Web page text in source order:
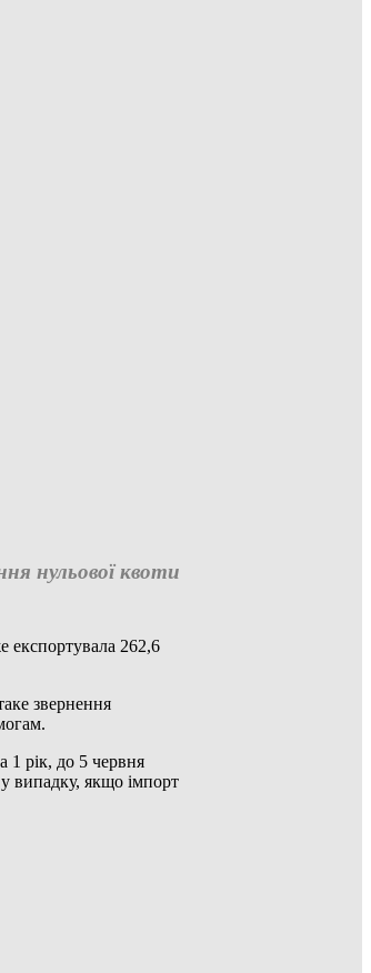
нульової квоти
експортувала 262,6
звернення
1 рік, до 5 червня
випадку, якщо імпорт